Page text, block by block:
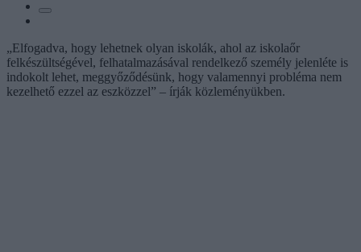
„Elfogadva, hogy lehetnek olyan iskolák, ahol az iskolaőr
felkészültségével, felhatalmazásával rendelkező személy jelenléte is
indokolt lehet, meggyőződésünk, hogy valamennyi probléma nem
kezelhető ezzel az eszközzel” – írják közleményükben.